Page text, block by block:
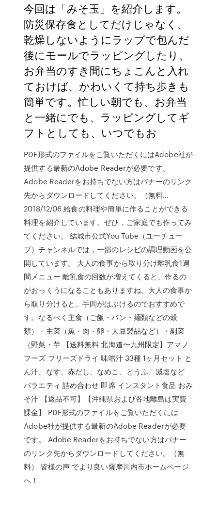
今回は「みそ玉」を紹介します。
防災保存食としてだけじゃなく、
乾燥しないようにラップで包んだ
後にモールでラッピングしたり、
お弁当のすき間にちょこんと入れ
ておけば、かわいくて持ち歩きも
簡単です。忙しい朝でも、お弁当
と一緒にでも、ラッピングしてギ
フトとしても、いつでもお
PDF形式のファイルをご覧いただくにはAdobe社が
提供する最新のAdobe Readerが必要です。
Adobe Readerをお持ちでない方はバナーのリンク
先からダウンロードしてください。（無料…
2018/12/06 給食の料理や簡単に作ることができる
料理を紹介しています。ぜひ，ご家庭でも作ってみ
てください。 結城市公式You Tube（ユーチュー
ブ）チャンネルでは，一部のレシピの調理動画を公
開しています。 大人の食事から取り分け離乳食1週
間メニュー 離乳食の回数が増えてくると、作るの
がおっくうになることもありますね。大人の食事か
ら取り分けると、手間がはぶけるのでおすすめで
す。なるべく主食（ご飯・パン・麺類などの穀
類）・主菜（魚・肉・卵・大豆製品など）・副菜
（野菜・芋 【送料無料 北海道〜九州限定】アマノ
フーズ フリーズドライ 味噌汁 33種 1ヶ月セット と
ん汁、なす、赤だし、なめこ、とうふ、減塩など
バラエティ 詰め合わせ 即席 インスタント食品 おみ
そ汁 【返品不可】【沖縄県および各地離島は実費
課金】 PDF形式のファイルをご覧いただくには
Adobe社が提供する最新のAdobe Readerが必要
です。 Adobe Readerをお持ちでない方はバナー
のリンク先からダウンロードしてください。（無
料） 皆様の声 でより良い薩摩川内市ホームページ
へ！